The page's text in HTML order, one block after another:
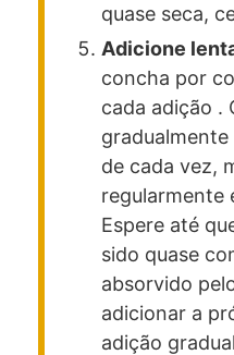
quase seca,
Adicione
concha por
cada adição .
de cada vez,
regularmente
Espere até
sido quase
absorvido
adicionar a
adição